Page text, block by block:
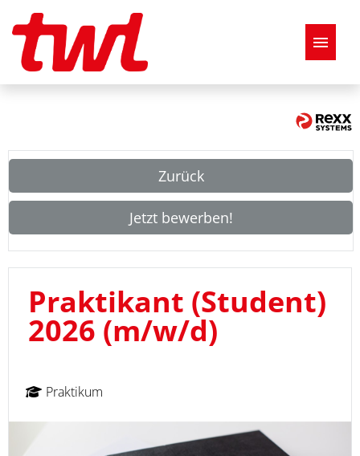
Zurück
Jetzt bewerben!
Praktikant (Student)
2026 (m/w/d)
Praktikum